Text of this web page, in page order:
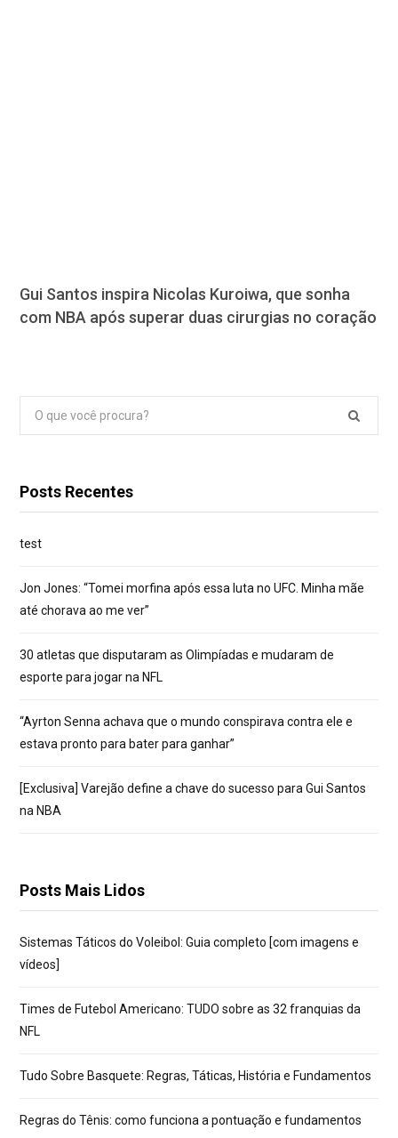
Gui Santos inspira Nicolas Kuroiwa, que sonha
com NBA após superar duas cirurgias no coração
Pesquisar
por:
Posts Recentes
test
Jon Jones: “Tomei morfina após essa luta no UFC. Minha mãe
até chorava ao me ver”
30 atletas que disputaram as Olimpíadas e mudaram de
esporte para jogar na NFL
“Ayrton Senna achava que o mundo conspirava contra ele e
estava pronto para bater para ganhar”
[Exclusiva] Varejão define a chave do sucesso para Gui Santos
na NBA
Posts Mais Lidos
Sistemas Táticos do Voleibol: Guia completo [com imagens e
vídeos]
Times de Futebol Americano: TUDO sobre as 32 franquias da
NFL
Tudo Sobre Basquete: Regras, Táticas, História e Fundamentos
Regras do Tênis: como funciona a pontuação e fundamentos